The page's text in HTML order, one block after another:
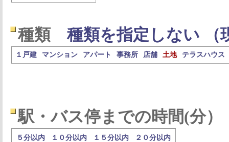
種類 種類を指定しない （
１戸建 マンション アパート 事務所 店舗 土地 テラスハウス
駅・バス停までの時間(分）
５分以内 １０分以内 １５分以内 ２０分以内